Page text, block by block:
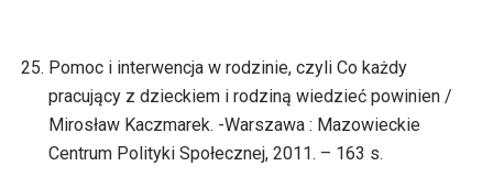
Pomoc i interwencja w rodzinie, czyli Co każdy
pracujący z dzieckiem i rodziną wiedzieć powinien /
Mirosław Kaczmarek. -Warszawa : Mazowieckie
Centrum Polityki Społecznej, 2011. – 163 s.